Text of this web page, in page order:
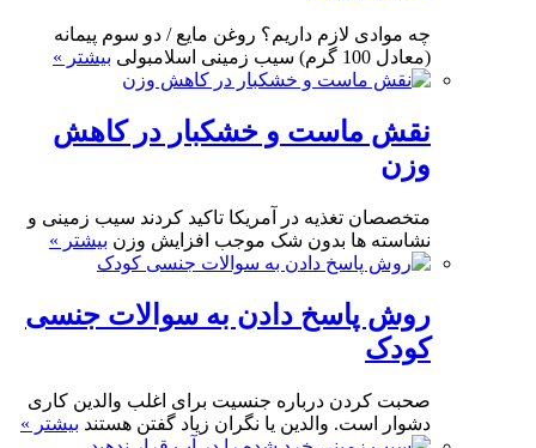
چه موادی لازم داریم؟ روغن مایع / دو سوم پیمانه
(معادل 100 گرم) سیب زمینی اسلامبولی
بیشتر »
نقش ماست و خشکبار در کاهش
وزن
متخصصان تغذیه در آمریکا تاکید کردند سیب زمینی و
نشاسته ها بدون شک موجب افزایش وزن بیشتر »
روش پاسخ دادن به سوالات جنسی
کودک
صحبت کردن درباره جنسیت برای اغلب والدین کاری
دشوار است. والدین یا نگران زیاد گفتن هستند بیشتر »